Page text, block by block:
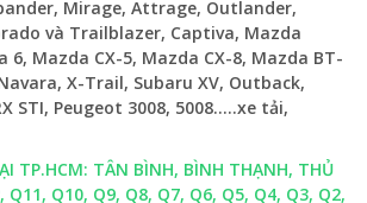
Mirage, Attrage, Outlander,
và Trailblazer, Captiva, Mazda
6, Mazda CX-5, Mazda CX-8, Mazda BT-
X-Trail, Subaru XV, Outback,
STI, Peugeot 3008, 5008.....xe tải,
TP.HCM: TÂN BÌNH, BÌNH THẠNH, THỦ
Q11, Q10, Q9, Q8, Q7, Q6, Q5, Q4, Q3, Q2,